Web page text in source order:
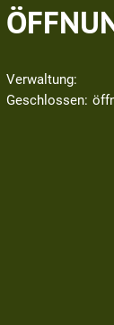
Verwaltung:
Klicken, um
Geschlossen: